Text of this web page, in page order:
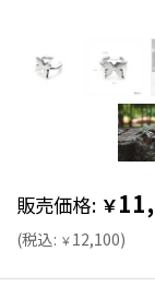
販売価格: ￥
(税込: ￥12,100)